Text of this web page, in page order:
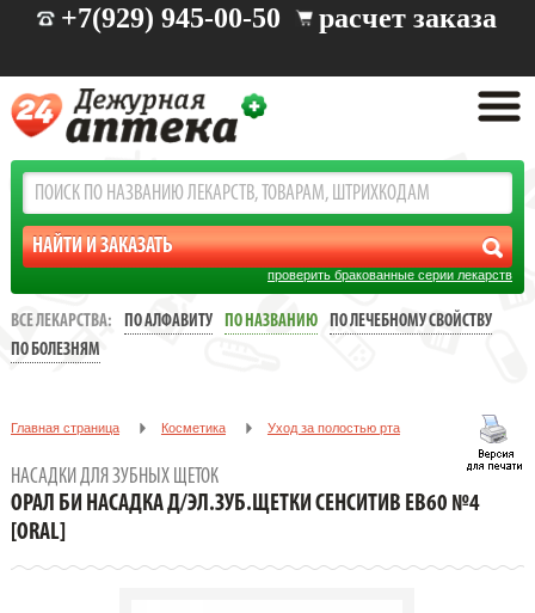
+7(929) 945-00-50 расчет заказа
проверить бракованные серии лекарств
ВСЕ ЛЕКАРСТВА: ПО АЛФАВИТУ ПО НАЗВАНИЮ
ПО ЛЕЧЕБНОМУ СВОЙСТВУ
ПО БОЛЕЗНЯМ
Главная страница Косметика Уход за полостью рта
ОРАЛ БИ НАСАДКА Д/ЭЛ.ЗУБ.ЩЕТКИ СЕНСИТИВ EB60 №4
НАСАДКИ ДЛЯ ЗУБНЫХ ЩЕТОК
ОРАЛ БИ НАСАДКА Д/ЭЛ.ЗУБ.ЩЕТКИ СЕНСИТИВ EB60 №4
[ORAL]